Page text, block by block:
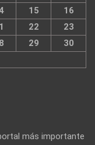
15
16
22
23
29
30
más importante